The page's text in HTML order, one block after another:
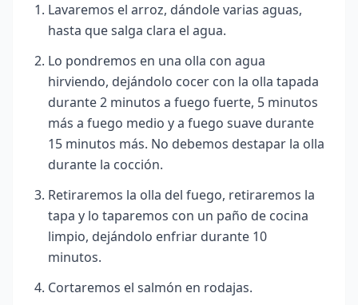
Lavaremos el arroz, dándole varias aguas,
hasta que salga clara el agua.
Lo pondremos en una olla con agua
hirviendo, dejándolo cocer con la olla tapada
durante 2 minutos a fuego fuerte, 5 minutos
más a fuego medio y a fuego suave durante
15 minutos más. No debemos destapar la olla
durante la cocción.
Retiraremos la olla del fuego, retiraremos la
tapa y lo taparemos con un paño de cocina
limpio, dejándolo enfriar durante 10
minutos.
Cortaremos el salmón en rodajas.